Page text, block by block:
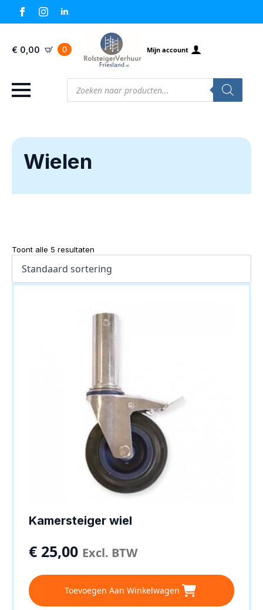
€ 0,00 0 Mijn account
Producten
zoeken
Wielen
Toont alle 5 resultaten
Kamersteiger wiel
€ 25,00 Excl. BTW
Toevoegen Aan Winkelwagen